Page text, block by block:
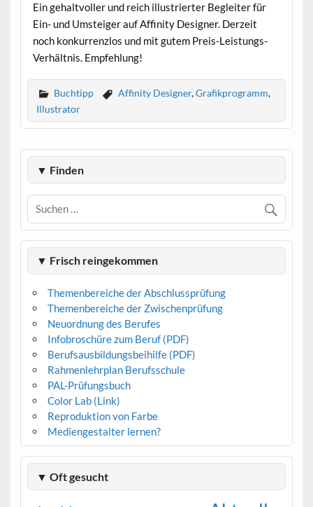
Ein gehaltvoller und reich illustrierter Begleiter für
Ein- und Umsteiger auf Affinity Designer. Derzeit
noch konkurrenzlos und mit gutem Preis-Leistungs-
Verhältnis. Empfehlung!
Buchtipp Affinity Designer,Grafikprogramm,
Illustrator
▼ Finden
▼ Frisch reingekommen
Themenbereiche der Abschlussprüfung
Themenbereiche der Zwischenprüfung
Neuordnung des Berufes
Infobroschüre zum Beruf (PDF)
Berufsausbildungsbeihilfe (PDF)
Rahmenlehrplan Berufsschule
PAL-Prüfungsbuch
Color Lab (Link)
Reproduktion von Farbe
Mediengestalter lernen?
▼ Oft gesucht